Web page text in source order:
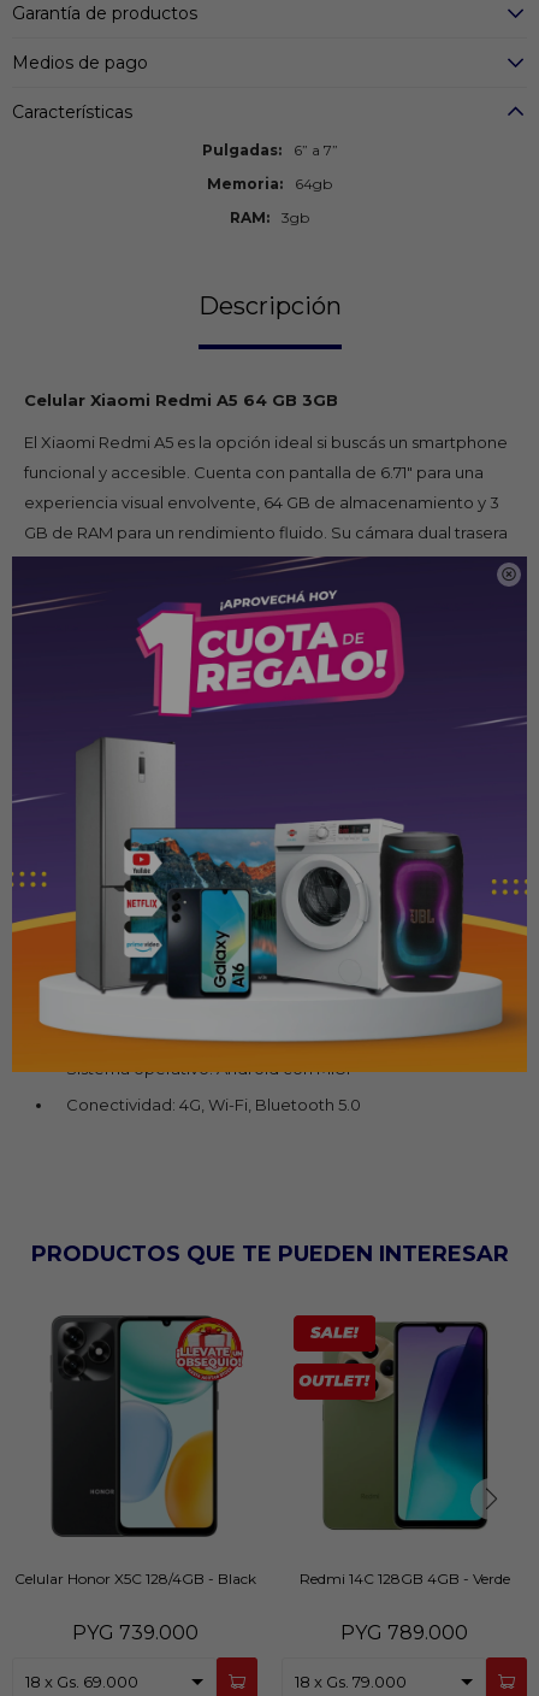

Garantía de productos
Medios de pago
Características
Pulgadas
6” a 7”
Memoria
64gb
RAM
3gb
Descripción
Celular Xiaomi Redmi A5 64 GB 3GB
El Xiaomi Redmi A5 es la opción ideal si buscás un smartphone
funcional y accesible. Cuenta con pantalla de 6.71" para una
experiencia visual envolvente, 64 GB de almacenamiento y 3
GB de RAM para un rendimiento fluido. Su cámara dual trasera
y la batería de larga duración de 5000 mAh te acompañan
todo el día. Equipado con Android y la intuitiva capa MIUI,
ofrece conectividad completa y diseño elegante en color
azul. Ideal para uso diario y entretenimiento.
Características técnicas
Marca: Xiaomi
Modelo: Redmi A5
Memoria RAM: 3 GB
Procesador: Octa-core
Pantalla: 6.71" HD+ LCD con esolución 720 x 1640
Cámara principal: 32 MP + sensor de profundidad
Cámara frontal: 8Mp
Batería: 5000 mAh con carga de 10W
Sistema operativo: Android con MIUI
Conectividad: 4G, Wi-Fi, Bluetooth 5.0
PRODUCTOS QUE TE PUEDEN INTERESAR
Celular Honor X5C 128/4GB - Black
PYG 739.000
Redmi 14C 128GB 4GB - Verde
PYG 789.000